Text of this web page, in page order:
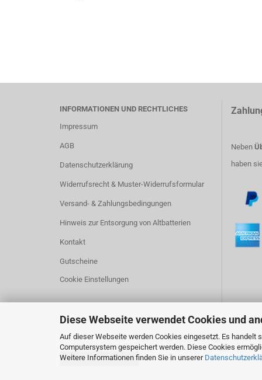
Diese Webseite verwendet Cookies und
Auf dieser Webseite werden Cookies eingesetzt. Es handelt
Computersystem gespeichert werden. Diese Cookies
Weitere Informationen finden Sie in unserer
INFORMATIONEN UND RECHTLICHES
Impressum
AGB
Datenschutzerklärung
Widerrufsrecht & Muster-Widerrufsformular
Versand- & Zahlungsbedingungen
Hinweis zur Entsorgung von Altbatterien
Kontakt
Gutscheine
Cookie Einstellungen
Neben
haben
Vertrag widerrufen